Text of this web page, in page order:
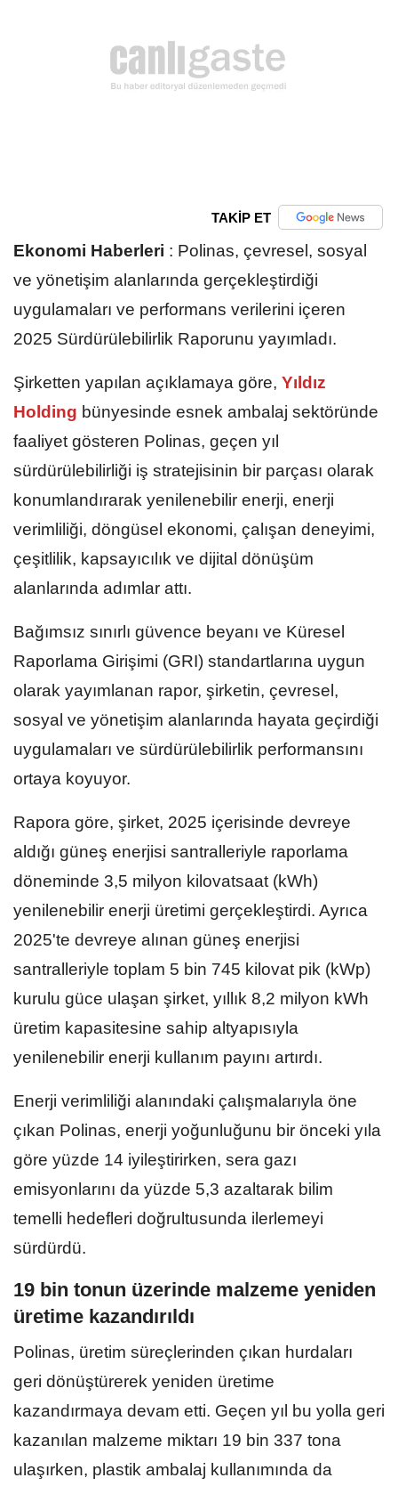
TAKİP ET
Ekonomi Haberleri : Polinas, çevresel, sosyal
ve yönetişim alanlarında gerçekleştirdiği
uygulamaları ve performans verilerini içeren
2025 Sürdürülebilirlik Raporunu yayımladı.
Şirketten yapılan açıklamaya göre, Yıldız
Holding bünyesinde esnek ambalaj sektöründe
faaliyet gösteren Polinas, geçen yıl
sürdürülebilirliği iş stratejisinin bir parçası olarak
konumlandırarak yenilenebilir enerji, enerji
verimliliği, döngüsel ekonomi, çalışan deneyimi,
çeşitlilik, kapsayıcılık ve dijital dönüşüm
alanlarında adımlar attı.
Bağımsız sınırlı güvence beyanı ve Küresel
Raporlama Girişimi (GRI) standartlarına uygun
olarak yayımlanan rapor, şirketin, çevresel,
sosyal ve yönetişim alanlarında hayata geçirdiği
uygulamaları ve sürdürülebilirlik performansını
ortaya koyuyor.
Rapora göre, şirket, 2025 içerisinde devreye
aldığı güneş enerjisi santralleriyle raporlama
döneminde 3,5 milyon kilovatsaat (kWh)
yenilenebilir enerji üretimi gerçekleştirdi. Ayrıca
2025'te devreye alınan güneş enerjisi
santralleriyle toplam 5 bin 745 kilovat pik (kWp)
kurulu güce ulaşan şirket, yıllık 8,2 milyon kWh
üretim kapasitesine sahip altyapısıyla
yenilenebilir enerji kullanım payını artırdı.
Enerji verimliliği alanındaki çalışmalarıyla öne
çıkan Polinas, enerji yoğunluğunu bir önceki yıla
göre yüzde 14 iyileştirirken, sera gazı
emisyonlarını da yüzde 5,3 azaltarak bilim
temelli hedefleri doğrultusunda ilerlemeyi
sürdürdü.
19 bin tonun üzerinde malzeme yeniden
üretime kazandırıldı
Polinas, üretim süreçlerinden çıkan hurdaları
geri dönüştürerek yeniden üretime
kazandırmaya devam etti. Geçen yıl bu yolla geri
kazanılan malzeme miktarı 19 bin 337 tona
ulaşırken, plastik ambalaj kullanımında da